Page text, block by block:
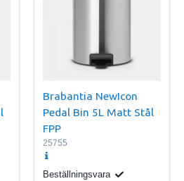
Brabantia NewIcon
Pedal Bin 5L Matt Stål
FPP
25755
Beställningsvara